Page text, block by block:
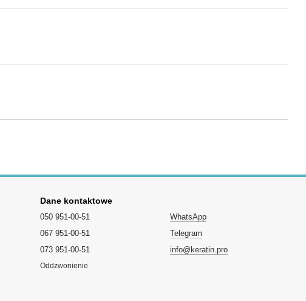
Dane kontaktowe
050 951-00-51
067 951-00-51
073 951-00-51
Oddzwonienie
WhatsApp
Telegram
info@keratin.pro